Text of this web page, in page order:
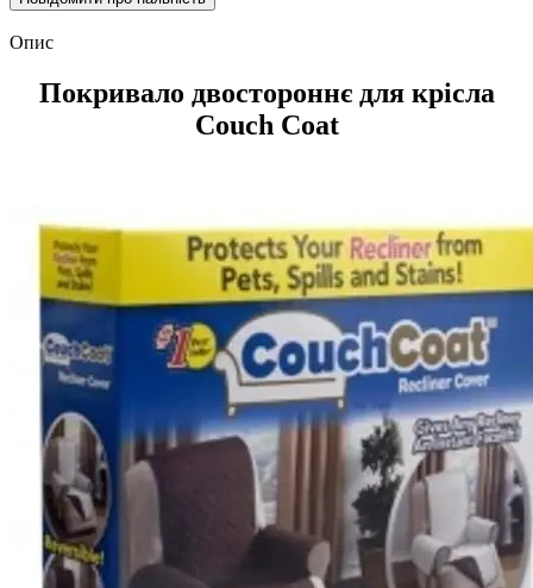
Опис
Покривало двостороннє для крісла
Couch Coat